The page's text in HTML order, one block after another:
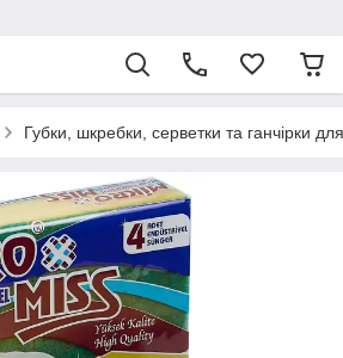
Губки, шкребки, серветки та ганчірки